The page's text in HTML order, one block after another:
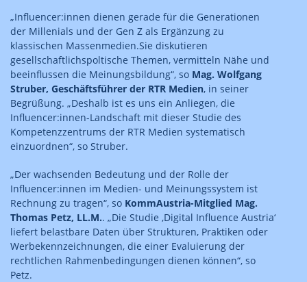
„Influencer:innen dienen gerade für die Generationen
der Millenials und der Gen Z als Ergänzung zu
klassischen Massenmedien.Sie diskutieren
gesellschaftlichspoltische Themen, vermitteln Nähe und
beeinflussen die Meinungsbildung“, so Mag. Wolfgang
Struber, Geschäftsführer der RTR Medien, in seiner
Begrüßung. „Deshalb ist es uns ein Anliegen, die
Influencer:innen-Landschaft mit dieser Studie des
Kompetenzzentrums der RTR Medien systematisch
einzuordnen“, so Struber.
„Der wachsenden Bedeutung und der Rolle der
Influencer:innen im Medien- und Meinungssystem ist
Rechnung zu tragen“, so KommAustria-Mitglied Mag.
Thomas Petz, LL.M.. „Die Studie ‚Digital Influence Austria‘
liefert belastbare Daten über Strukturen, Praktiken oder
Werbekennzeichnungen, die einer Evaluierung der
rechtlichen Rahmenbedingungen dienen können“, so
Petz.